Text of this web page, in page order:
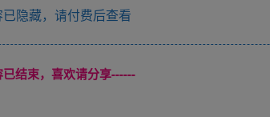
隐藏，请付费后查看
结束，喜欢请分享------